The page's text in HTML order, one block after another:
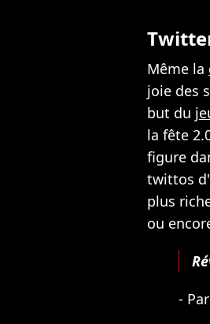
Même la
joie des
but du
la fête
figure
twittos
plus
ou
-